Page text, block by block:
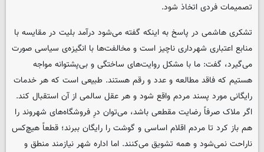
تصمیمات فردی اتخاذ شود.
تشکری هاشمی در پاسخ به اینکه گفته می‌شود درآمد بلیت در مقایسه با
منابع اعتباری شهرداری ناچیز است و مخالفت‌ها با انگیزه‌ی سیاسی صورت
می‌گیرد، گفت: ما با مشکل روایت‌های ساختگی و بی‌پشتوانه مواجه
هستیم که فاقد مطالعه و عدد و رقم هستند. طبیعی است که هر خدمات
رایگانی مورد پسند مردم واقع شود و هر عقل سالمی از آن استقبال کند.
اگر ملاک صرفاً رضایت مقطعی باشد، می‌توان درِ فروشگاه‌های شهروند را
هم باز کرد تا مردم اقلام اساسی و گوشت را رایگان ببرند؛ قطعاً هیچ‌کس
ناراحت نمی‌شود و همه تشویق می‌کنند. اما اداره شهر نیازمند منطق و